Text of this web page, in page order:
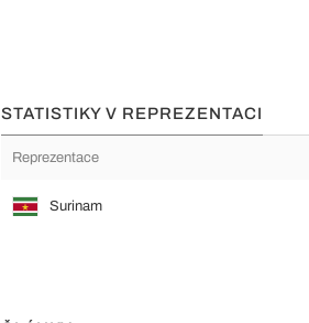
STATISTIKY V REPREZENTACI
Reprezentace
Surinam